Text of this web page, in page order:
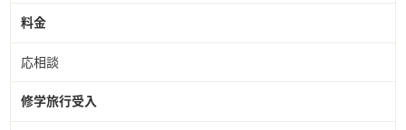
料金
応相談
修学旅行受入